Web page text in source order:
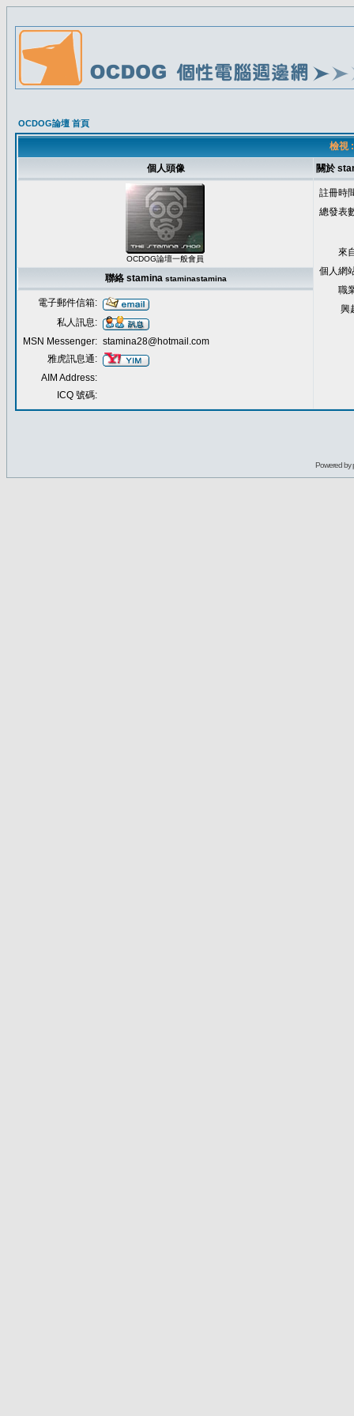
OCDOG論壇 首頁
檢視
個人頭像
關於
OCDOG論壇一般會員
註冊時
總發表
來
個人網
職
興
聯絡 stamina staminastamina
電子郵件信箱:
私人訊息:
MSN Messenger: stamina28@hotmail.com
雅虎訊息通:
AIM Address:
ICQ 號碼:
Powered by